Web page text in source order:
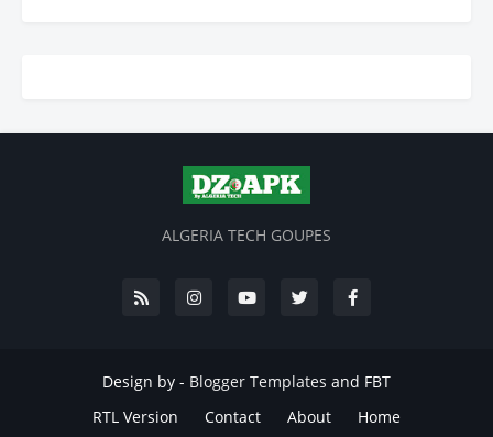
ALGERIA TECH GOUPES
Design by - Blogger Templates and FBT
Home
About
Contact
RTL Version